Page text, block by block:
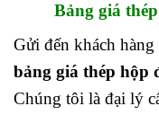
Bảng giá
Gửi đến khách
bảng giá thép hộp
Chúng tôi là đại lý